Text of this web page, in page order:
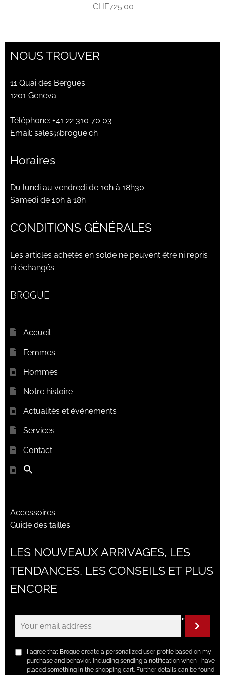
CHF725.00
NOUS TROUVER
11 Quai des Bergues
1201 Geneva
Téléphone: +41 22 310 70 03
Email: sales@brogue.ch
Horaires
Du lundi au vendredi de 10h à 18h30
Samedi de 10h à 18h
CONDITIONS GÉNÉRALES
Les articles achetés en solde ne peuvent être ni repris
ni échangés.
BROGUE
Accueil
Femmes
Hommes
Notre histoire
Actualités et événements
Services
Contact
Accessoires
Guide des tailles
LES NOUVEAUX ARRIVAGES, LES
TENDANCES, LES CONSEILS ET PLUS
ENCORE
"
I agree that Brogue create a personalized user profile based on my
purchase and behavior, including sending a notification when I have
placed something in the shopping cart. Further details can be found